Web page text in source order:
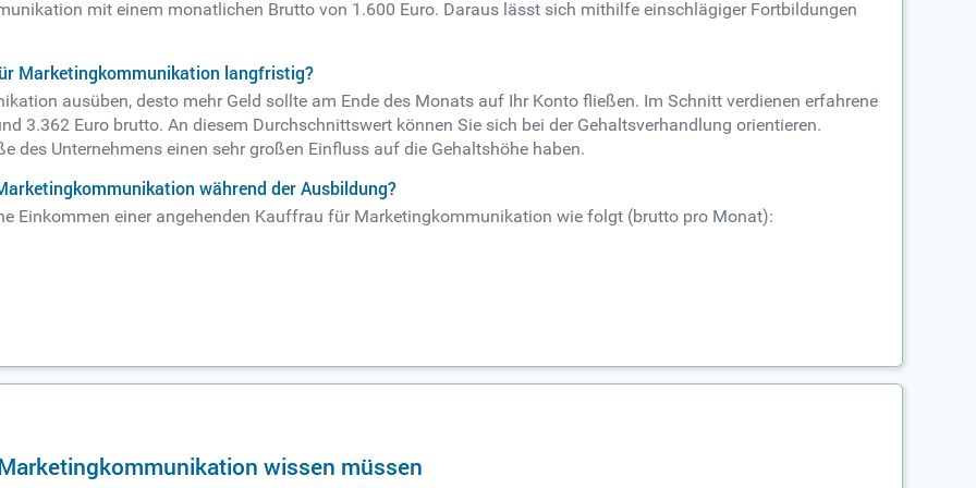
mit einem monatlichen Brutto von 1.600 Euro. Daraus lässt sich mithilfe einschlägiger Fortbildungen
Marketingkommunikation langfristig?
ausüben, desto mehr Geld sollte am Ende des Monats auf Ihr Konto fließen. Im Schnitt verdienen erfahrene
3.362 Euro brutto. An diesem Durchschnittswert können Sie sich bei der Gehaltsverhandlung orientieren.
des Unternehmens einen sehr großen Einfluss auf die Gehaltshöhe haben.
während der Ausbildung?
Einkommen einer angehenden Kauffrau für Marketingkommunikation wie folgt (brutto pro Monat):
wissen müssen